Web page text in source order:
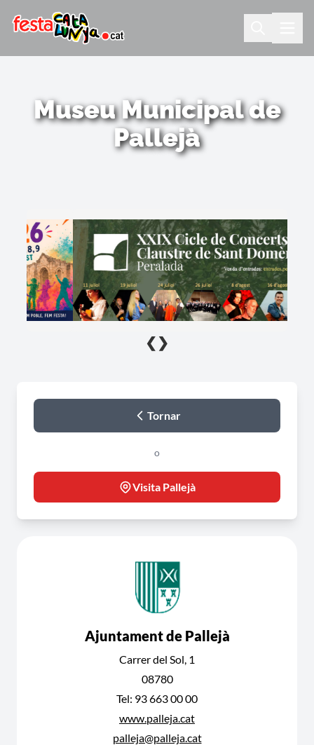
Museu Municipal de
Pallejà
❮ ❯
Tornar
o
Visita Pallejà
Ajuntament de Pallejà
Carrer del Sol, 1
08780
Tel: 93 663 00 00
www.palleja.cat
palleja@palleja.cat